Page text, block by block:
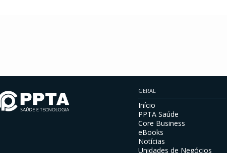
GERAL
Início
PPTA Saúde
Core Business
eBooks
Notícias
Unidades de Negócios